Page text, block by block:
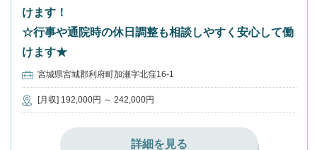
けます！
☆行事や通院時の休日調整も相談しやすく安心して働
けます★
宮城県宮城郡利府町加瀬字北窪16-1
[月収] 192,000円 ～ 242,000円
詳細を見る